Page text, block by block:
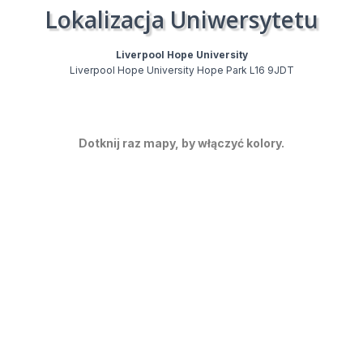
Lokalizacja Uniwersytetu
Liverpool Hope University​
Liverpool Hope University Hope Park L16 9JDT
Dotknij raz mapy, by włączyć kolory.